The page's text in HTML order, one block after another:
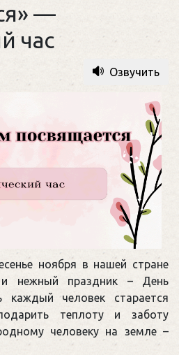
—
час
Озвучить
ноября в нашей стране
нежный праздник – День
человек старается
теплоту и заботу
человеку на земле –